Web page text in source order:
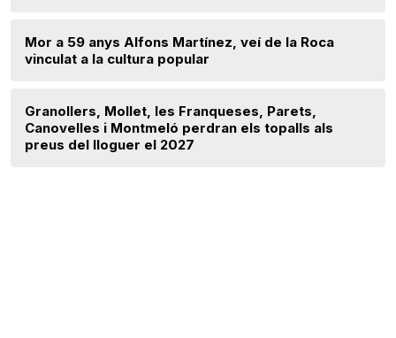
Mor a 59 anys Alfons Martínez, veí de la Roca
vinculat a la cultura popular
Granollers, Mollet, les Franqueses, Parets,
Canovelles i Montmeló perdran els topalls als
preus del lloguer el 2027